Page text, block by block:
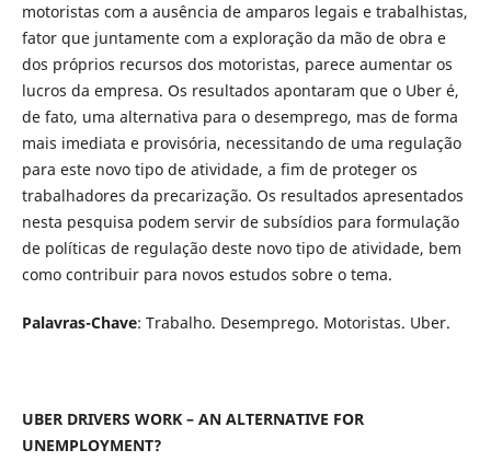
motoristas com a ausência de amparos legais e trabalhistas,
fator que juntamente com a exploração da mão de obra e
dos próprios recursos dos motoristas, parece aumentar os
lucros da empresa. Os resultados apontaram que o Uber é,
de fato, uma alternativa para o desemprego, mas de forma
mais imediata e provisória, necessitando de uma regulação
para este novo tipo de atividade, a fim de proteger os
trabalhadores da precarização. Os resultados apresentados
nesta pesquisa podem servir de subsídios para formulação
de políticas de regulação deste novo tipo de atividade, bem
como contribuir para novos estudos sobre o tema.
Palavras-Chave: Trabalho. Desemprego. Motoristas. Uber.
UBER DRIVERS WORK – AN ALTERNATIVE FOR
UNEMPLOYMENT?